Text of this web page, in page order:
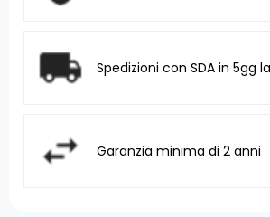
Spedizioni con SDA in 5gg
Garanzia minima di 2 anni